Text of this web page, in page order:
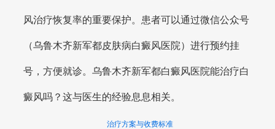
风治疗恢复率的重要保护。患者可以通过微信公众号
（乌鲁木齐新军都皮肤病白癜风医院）进行预约挂
号，方便就诊。乌鲁木齐新军都白癜风医院能治疗白
癜风吗？这与医生的经验息息相关。
治疗方案与收费标准